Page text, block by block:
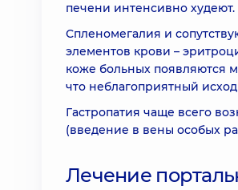
печени интенсивно худеют.
Спленомегалия и
элементов крови –
коже больных появляются
что неблагоприятный
Гастропатия чаще всего
(введение в вены особых
Лечение